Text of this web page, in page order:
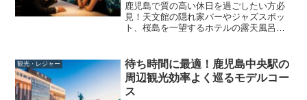
鹿児島で質の高い休日を過ごしたい方必
見！天文館の隠れ家バーやジャズスポッ
ト、桜島を一望するホテルの露天風呂、
芸体験やゴルフ、カジノバーまで、2026
年最新の情報を元に、成熟した大人が満
足できる洗練されたスポットをご提案し
ます。
観光・レジャー
待ち時間に最適！鹿児島中央駅の
周辺観光効率よく巡るモデルコー
ス